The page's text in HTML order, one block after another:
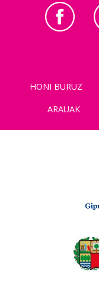
HONI BURUZ
ARAUAK